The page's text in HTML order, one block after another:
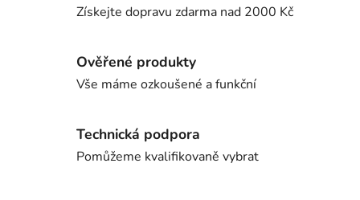
Získejte dopravu zdarma nad 2000 Kč
Ověřené produkty
Vše máme ozkoušené a funkční
Technická podpora
Pomůžeme kvalifikovaně vybrat